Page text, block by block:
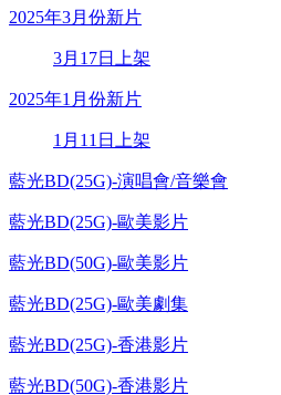
2025年3月份新片
3月17日上架
2025年1月份新片
1月11日上架
藍光BD(25G)-演唱會/音樂會
藍光BD(25G)-歐美影片
藍光BD(50G)-歐美影片
藍光BD(25G)-歐美劇集
藍光BD(25G)-香港影片
藍光BD(50G)-香港影片